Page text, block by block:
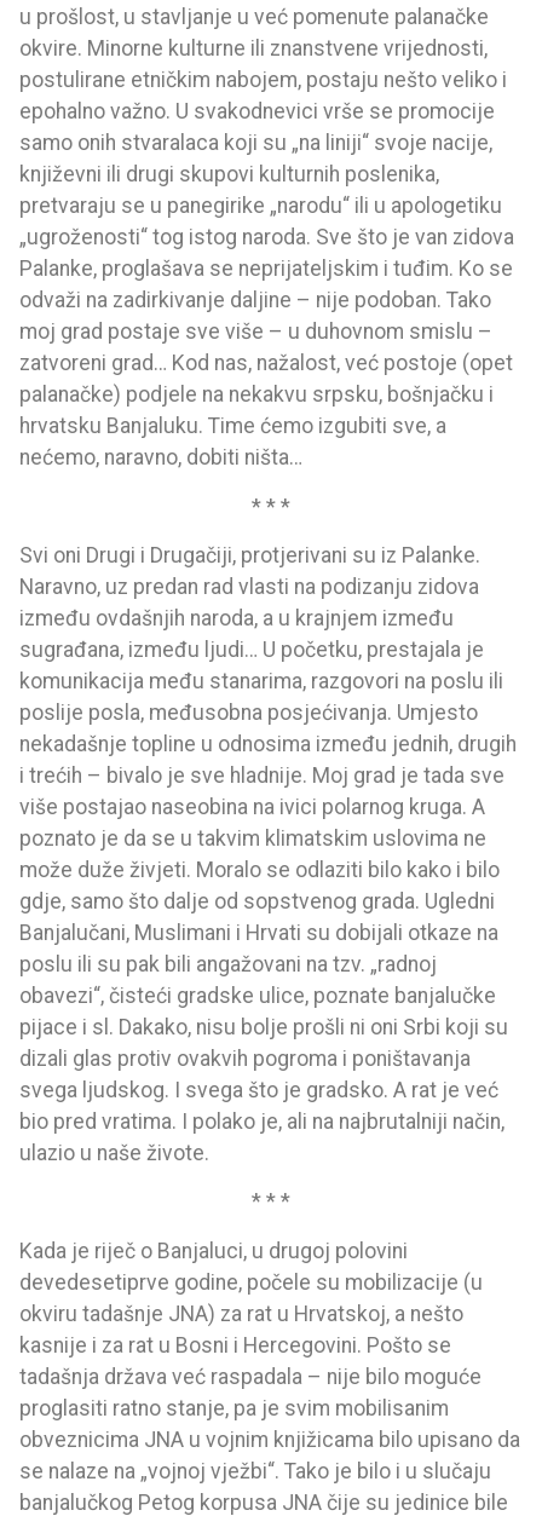
u prošlost, u stavljanje u već pomenute palanačke
okvire. Minorne kulturne ili znanstvene vrijednosti,
postulirane etničkim nabojem, postaju nešto veliko i
epohalno važno. U svakodnevici vrše se promocije
samo onih stvaralaca koji su „na liniji“ svoje nacije,
književni ili drugi skupovi kulturnih poslenika,
pretvaraju se u panegirike „narodu“ ili u apologetiku
„ugroženosti“ tog istog naroda. Sve što je van zidova
Palanke, proglašava se neprijateljskim i tuđim. Ko se
odvaži na zadirkivanje daljine – nije podoban. Tako
moj grad postaje sve više – u duhovnom smislu –
zatvoreni grad… Kod nas, nažalost, već postoje (opet
palanačke) podjele na nekakvu srpsku, bošnjačku i
hrvatsku Banjaluku. Time ćemo izgubiti sve, a
nećemo, naravno, dobiti ništa…
* * *
Svi oni Drugi i Drugačiji, protjerivani su iz Palanke.
Naravno, uz predan rad vlasti na podizanju zidova
između ovdašnjih naroda, a u krajnjem između
sugrađana, između ljudi… U početku, prestajala je
komunikacija među stanarima, razgovori na poslu ili
poslije posla, međusobna posjećivanja. Umjesto
nekadašnje topline u odnosima između jednih, drugih
i trećih – bivalo je sve hladnije. Moj grad je tada sve
više postajao naseobina na ivici polarnog kruga. A
poznato je da se u takvim klimatskim uslovima ne
može duže živjeti. Moralo se odlaziti bilo kako i bilo
gdje, samo što dalje od sopstvenog grada. Ugledni
Banjalučani, Muslimani i Hrvati su dobijali otkaze na
poslu ili su pak bili angažovani na tzv. „radnoj
obavezi“, čisteći gradske ulice, poznate banjalučke
pijace i sl. Dakako, nisu bolje prošli ni oni Srbi koji su
dizali glas protiv ovakvih pogroma i poništavanja
svega ljudskog. I svega što je gradsko. A rat je već
bio pred vratima. I polako je, ali na najbrutalniji način,
ulazio u naše živote.
* * *
Kada je riječ o Banjaluci, u drugoj polovini
devedesetiprve godine, počele su mobilizacije (u
okviru tadašnje JNA) za rat u Hrvatskoj, a nešto
kasnije i za rat u Bosni i Hercegovini. Pošto se
tadašnja država već raspadala – nije bilo moguće
proglasiti ratno stanje, pa je svim mobilisanim
obveznicima JNA u vojnim knjižicama bilo upisano da
se nalaze na „vojnoj vježbi“. Tako je bilo i u slučaju
banjalučkog Petog korpusa JNA čije su jedinice bile